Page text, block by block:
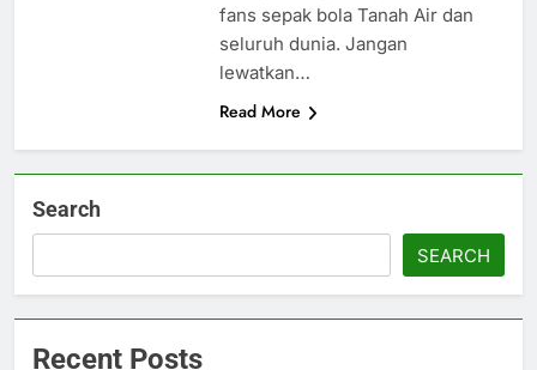
fans sepak bola Tanah Air dan
seluruh dunia. Jangan
lewatkan…
Read More
Search
SEARCH
Recent Posts